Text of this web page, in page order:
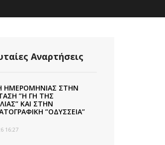
Αναρτήσεις
ΗΜΕΡΟΜΗΝΙΑΣ ΣΤΗΝ
”Η ΓΗ ΤΗΣ
ΚΑΙ ΣΤΗΝ
”ΟΔΥΣΣΕΙΑ”
16:27